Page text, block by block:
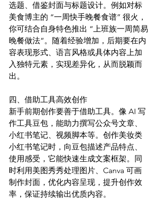
选题、借鉴封面与标题设计。例如对标
美食博主的 “一周快手晚餐食谱” 很火，
你可结合自身特色推出 “上班族一周简易
晚餐做法”。随着经验增加，后期要在内
容表现形式、语言风格或具体内容上加
入独特元素，实现差异化，从而脱颖而
出。​
四、借助工具高效创作​
新手前期创作要善于借助工具。像 AI 写
作工具豆包，能助力撰写公众号文章、
小红书笔记、视频脚本等。创作美妆类
小红书笔记时，向豆包描述产品特点、
使用感受，它能快速生成文案框架。同
时利用美图秀秀处理图片、Canva 可画
制作封面，优化内容呈现，提升创作效
率，保证持续输出优质内容。​